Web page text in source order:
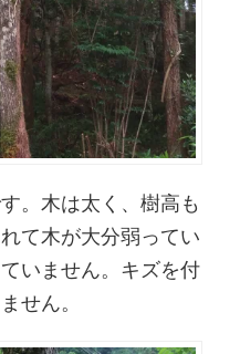
。木は太く、樹高も
て木が大分弱ってい
いません。キズを付
せん。